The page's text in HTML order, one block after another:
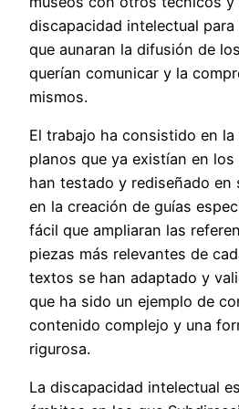
discapacidad intelectual para
que aunaran la difusión de
querían comunicar y la
mismos.
El trabajo ha consistido en
planos que ya existían en los
han testado y rediseñado en
en la creación de guías
fácil que ampliaran las
piezas más relevantes de
textos se han adaptado y
que ha sido un ejemplo de
contenido complejo y una
rigurosa.
La discapacidad intelectual